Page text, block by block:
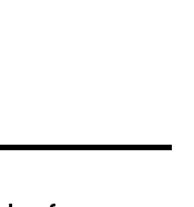
worry, we respect
Your information is